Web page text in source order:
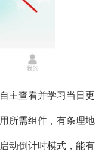
主查看并学习当日更
所需组件，有条理地
动倒计时模式，能有